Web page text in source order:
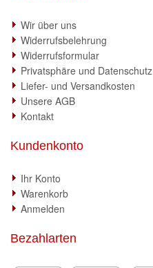
Wir über uns
Widerrufsbelehrung
Widerrufsformular
Privatsphäre und Datenschutz
Liefer- und Versandkosten
Unsere AGB
Kontakt
Kundenkonto
Ihr Konto
Warenkorb
Anmelden
Bezahlarten